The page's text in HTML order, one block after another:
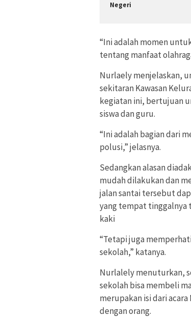
Negeri
“Ini adalah momen
tentang manfaat
Nurlaely menjelaskan,
sekitaran Kawasan
kegiatan ini, bertujuan
siswa dan guru.
“Ini adalah bagian dari
polusi,” jelasnya.
Sedangkan alasan
mudah dilakukan dan
jalan santai tersebut
yang tempat tinggalnya
kaki
“Tetapi juga
sekolah,” katanya.
Nurlalely menuturkan,
sekolah bisa membeli
merupakan isi dari
dengan orang.